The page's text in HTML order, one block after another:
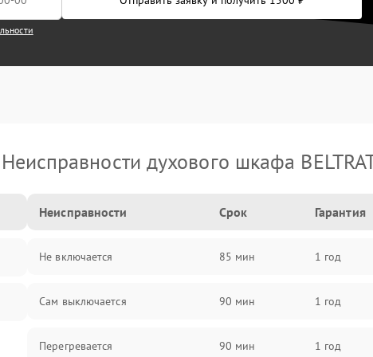
Неисправности духового шкафа
Неисправности Срок Гарантия
Не включается 85 мин 1 год
Сам выключается 90 мин 1 год
Перегревается 90 мин 1 год